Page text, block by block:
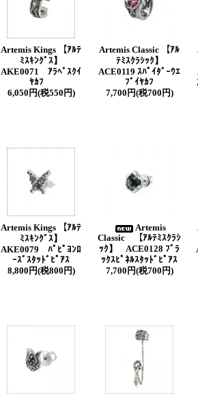
Artemis Kings 【ｱﾙﾃ
ﾐｽｷﾝｸﾞｽ】
AKE0071 ｱﾗﾍﾞｽｸｲ
ﾔｶﾌ
6,050円(税550円)
Artemis Classic 【ｱﾙ
ﾃﾐｽｸﾗｼｯｸ】
ACE0119 ｽﾊﾟｲﾀﾞｰｳｴ
ﾌﾞｲﾔｶﾌ
7,700円(税700円)
Artemis Kings 【ｱﾙﾃ
ﾐｽｷﾝｸﾞｽ】
AKE0079 ﾊﾟﾋﾟﾖﾝﾛ
ｰｽﾞｽﾀｯﾄﾞﾋﾟｱｽ
8,800円(税800円)
Artemis
Classic 【ｱﾙﾃﾐｽｸﾗｼ
ｯｸ】 ACE0128 ﾌﾞﾗ
ｯｸｽﾋﾟﾈﾙｽﾀｯﾄﾞﾋﾟｱｽ
7,700円(税700円)